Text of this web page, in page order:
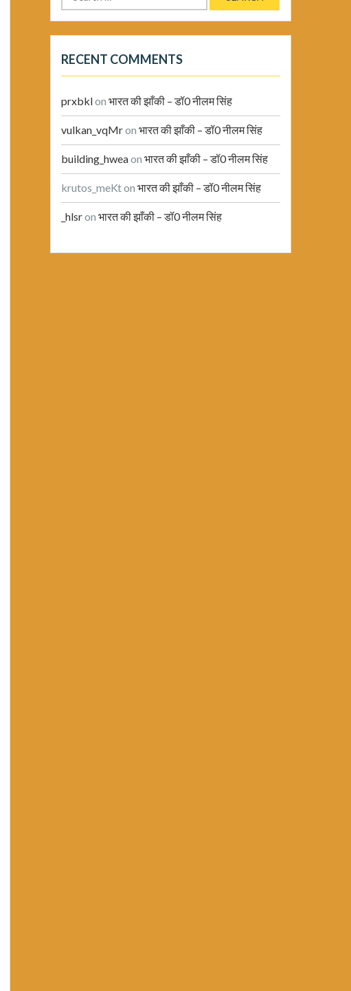
for:
RECENT COMMENTS
prxbklon भारत की झाँकी – डॉ0 नीलम सिंह
vulkan_vqMron भारत की झाँकी – डॉ0 नीलम सिंह
building_hweaon भारत की झाँकी – डॉ0 नीलम सिंह
krutos_meKton भारत की झाँकी – डॉ0 नीलम सिंह
_hlsron भारत की झाँकी – डॉ0 नीलम सिंह